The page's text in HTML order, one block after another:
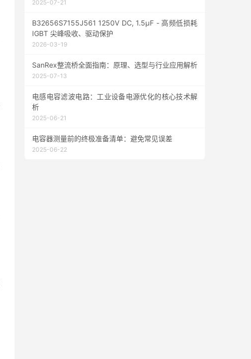
2025-07-21
B32656S7155J561 1250V DC, 1.5µF - 高频低损耗
IGBT 尖峰吸收、驱动保护
2026-03-19
SanRex整流桥全面指南：原理、选型与行业应用解析
2025-07-13
电感电容滤波电路：工业设备电源优化的核心技术解
析
2025-06-21
电容器测量前的终极准备清单：避免常见误差
2025-06-22